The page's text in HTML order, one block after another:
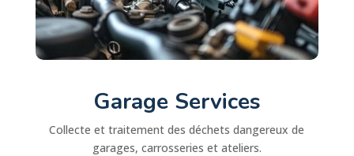
Garage Services
Collecte et traitement des déchets dangereux de
garages, carrosseries et ateliers.